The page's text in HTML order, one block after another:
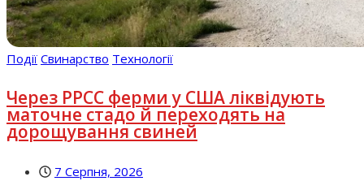
Події Свинарство Технології
Через РРСС ферми у США ліквідують
маточне стадо й переходять на
дорощування свиней
7 Серпня, 2026